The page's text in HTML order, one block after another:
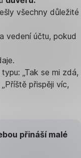
všechny důležité
vedení účtu, pokud
typu: „Tak se mi zdá,
přispěji víc,
přináší malé